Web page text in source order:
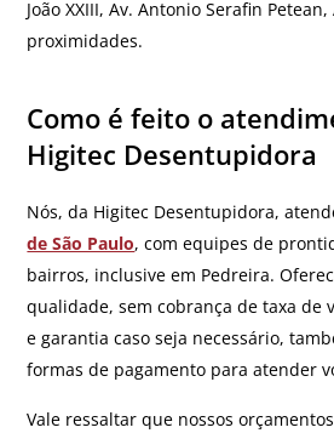
João XXIII, Av. Antonio Serafin
proximidades.
Como é feito o
Higitec Desentupidora
Nós, da Higitec Desentupidora,
de São Paulo, com equipes de
bairros, inclusive em Pedreira.
qualidade, sem cobrança de taxa de
e garantia caso seja necessário,
formas de pagamento para atender
Vale ressaltar que nossos